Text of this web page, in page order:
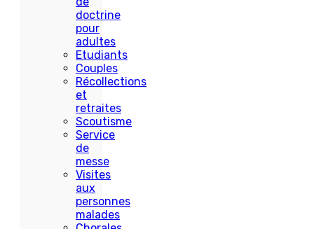
doctrine
pour
adultes
Etudiants
Couples
Récollections
et
retraites
Scoutisme
Service
de
messe
Visites
aux
personnes
malades